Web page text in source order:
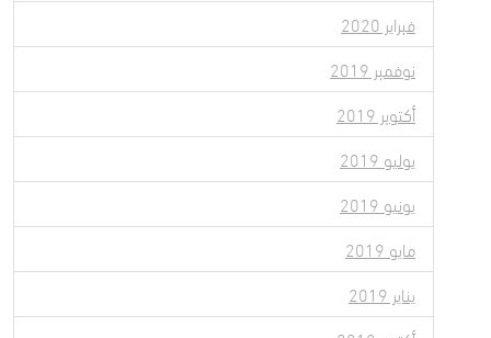
فبراير 2020
نوفمبر 2019
أكتوبر 2019
يوليو 2019
يونيو 2019
مايو 2019
يناير 2019